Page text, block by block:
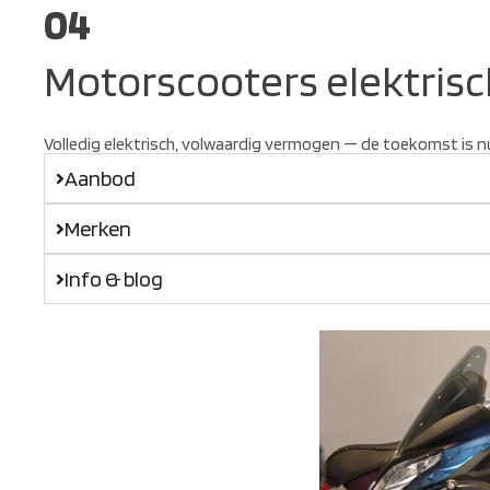
04
Motorscooters
Volledig elektrisch, volwaardig vermogen — de toekomst is
Aanbod
Merken
Info & blog